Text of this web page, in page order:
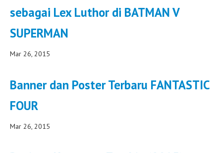
sebagai Lex Luthor di BATMAN V
SUPERMAN
Mar 26, 2015
Banner dan Poster Terbaru FANTASTIC
FOUR
Mar 26, 2015